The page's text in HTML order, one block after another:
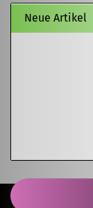
Neue Artikel